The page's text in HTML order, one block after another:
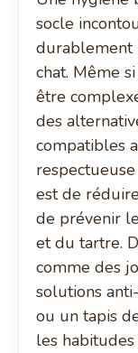
socle
durablement
chat. Même
être
des
compatibles
est de
de prévenir
et du tartre.
comme des
solutions
ou un tapis
les